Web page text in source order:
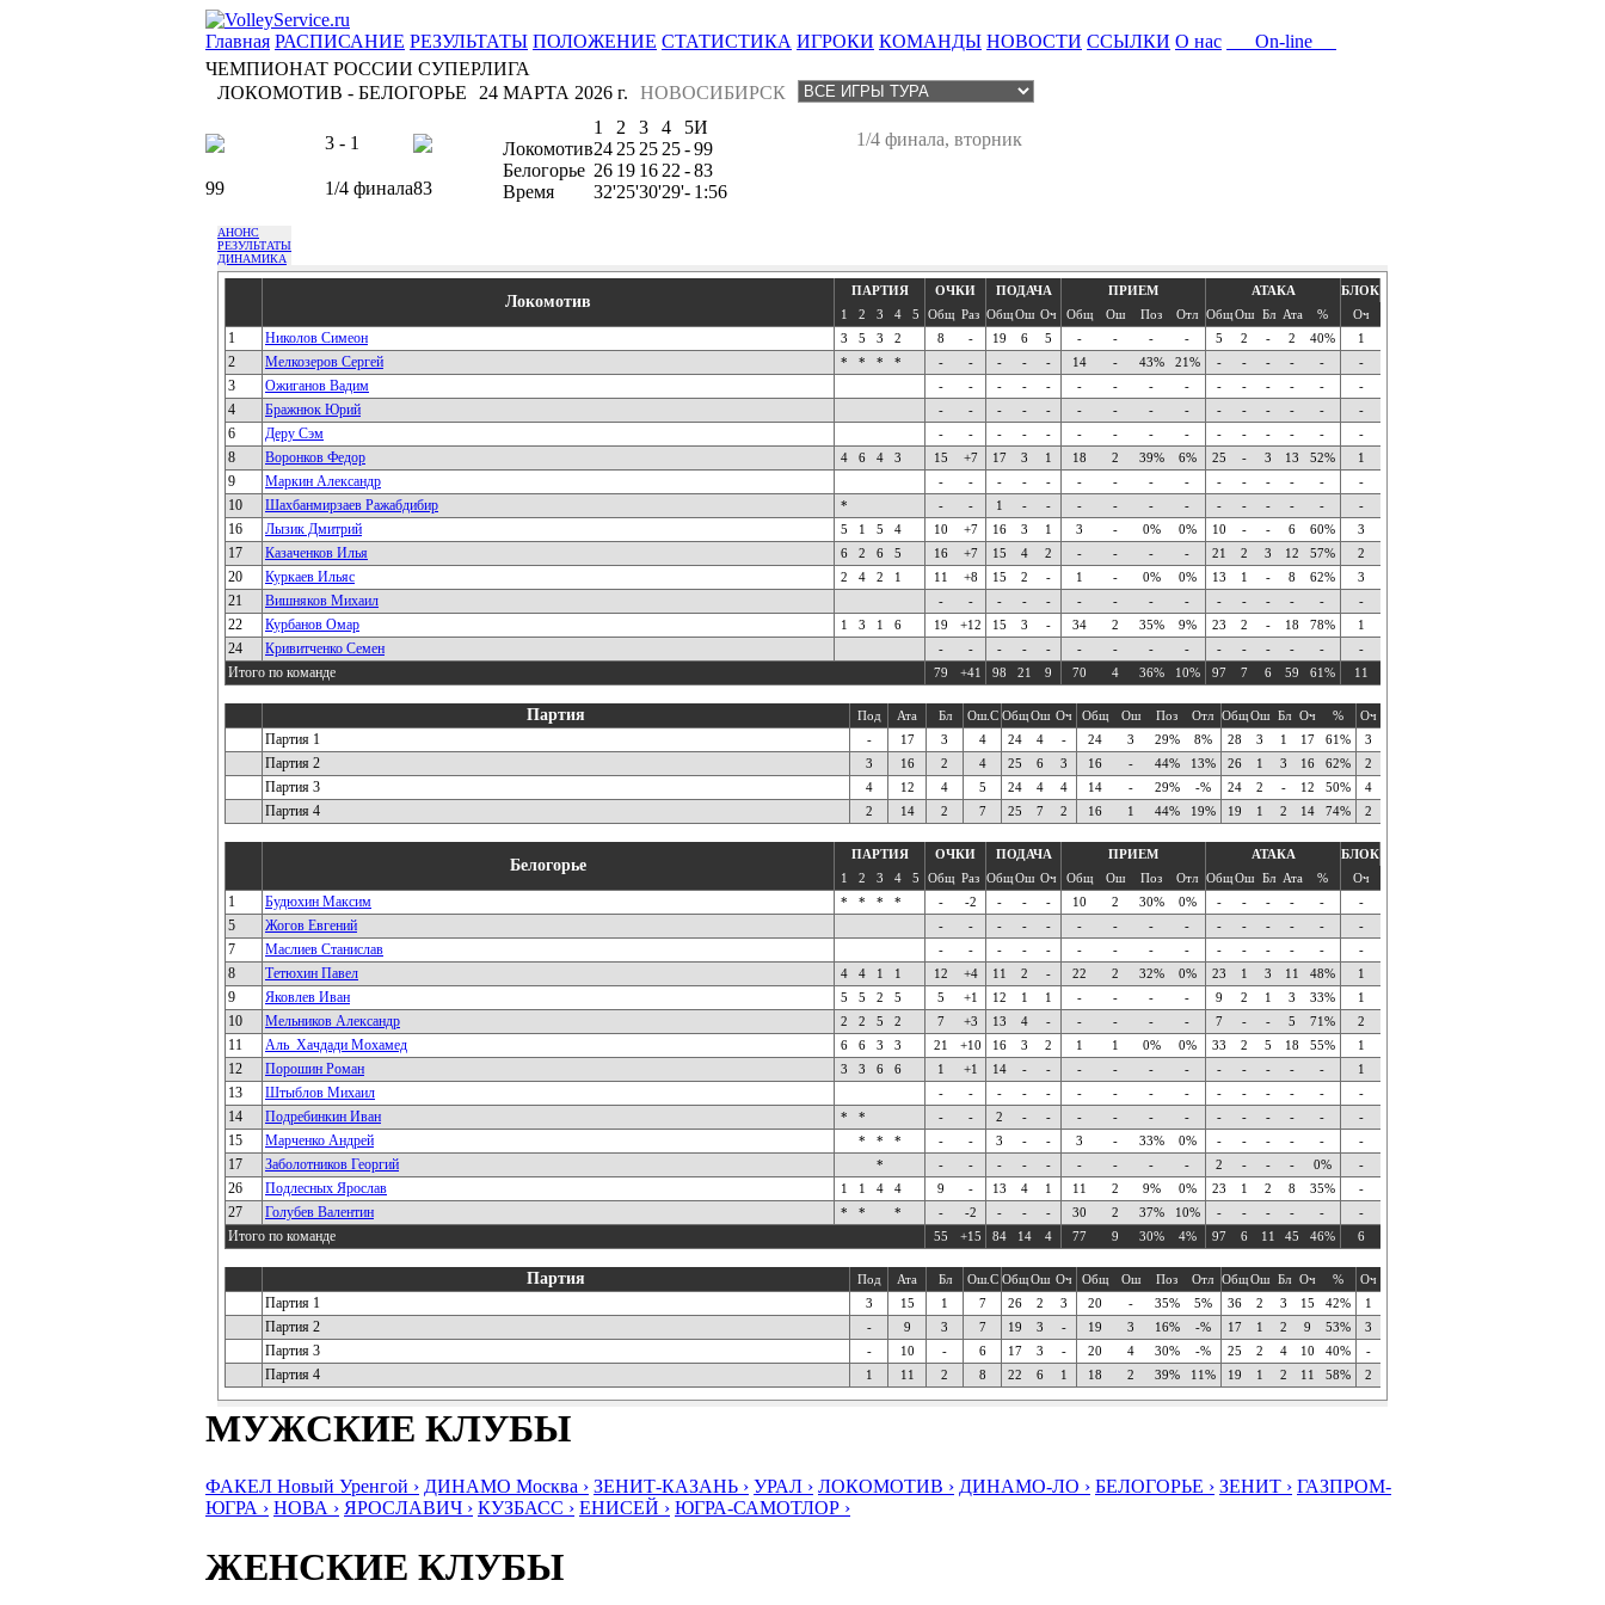
Главная РАСПИСАНИЕ РЕЗУЛЬТАТЫ ПОЛОЖЕНИЕ СТАТИСТИКА ИГРОКИ КОМАНДЫ НОВОСТИ ССЫЛКИ О нас
On-line
ЧЕМПИОНАТ РОССИИ СУПЕРЛИГА
ЛОКОМОТИВ - БЕЛОГОРЬЕ
НОВОСИБИРСК
24 МАРТА 2026 г.
3 - 1
99 1/4 финала83
1/4 финала, вторник
1 2 3 4 5И
Локомотив24 25 25 25-99
Белогорье 26 19 16 22 -83
Время
32'25'30'29'- 1:56
АНОНС
РЕЗУЛЬТАТЫ
ДИНАМИКА
Локомотив
ПАРТИЯ ОЧКИ ПОДАЧА ПРИЕМ АТАКА
БЛОК
1
2 3 4 5 Общ Раз ОбщОш Оч Общ Ош Поз Отл ОбщОш Бл Ата % Оч
1 Николов Симеон 3 5 3 2 8 - 19 6 5 - - - - 5 2 - 2 40% 1
2 Мелкозеров Сергей * * * * - - - - - 14 - 43% 21% - - - - - -
3 Ожиганов Вадим - - - - - - - - - - - - - - -
4 Бражнюк Юрий - - - - - - - - - - - - - - -
6 Деру Сэм - - - - - - - - - - - - - - -
8 Воронков Федор 4 6 4 3 15 +7 17 3 1 18 2 39% 6% 25 - 3 13 52% 1
9 Маркин Александр - - - - - - - - - - - - - - -
10 Шахбанмирзаев Ражабдибир * - - 1 - - - - - - - - - - - -
16 Лызик Дмитрий 5 1 5 4 10 +7 16 3 1 3 - 0% 0% 10 - - 6 60% 3
17 Казаченков Илья 6 2 6 5 16 +7 15 4 2 - - - - 21 2 3 12 57% 2
20 Куркаев Ильяс 2 4 2 1 11 +8 15 2 - 1 - 0% 0% 13 1 - 8 62% 3
21 Вишняков Михаил - - - - - - - - - - - - - - -
22 Курбанов Омар 1 3 1 6 19 +12 15 3 - 34 2 35% 9% 23 2 - 18 78% 1
24 Кривитченко Семен - - - - - - - - - - - - - - -
Итого по команде 79 +41 98 21 9 70 4 36% 10% 97 7 6 59 61% 11
Партия Под Ата Бл Ош.С ОбщОш Оч Общ Ош Поз Отл ОбщОш Бл Оч % Оч
Партия 1 - 17 3 4 24 4 - 24 3 29% 8% 28 3 1 17 61% 3
Партия 2 3 16 2 4 25 6 3 16 - 44% 13% 26 1 3 16 62% 2
Партия 3 4 12 4 5 24 4 4 14 - 29% -% 24 2 - 12 50% 4
Партия 4 2 14 2 7 25 7 2 16 1 44% 19% 19 1 2 14 74% 2
Белогорье
ПАРТИЯ ОЧКИ ПОДАЧА ПРИЕМ АТАКА
БЛОК
1
2 3 4 5 Общ Раз ОбщОш Оч Общ Ош Поз Отл ОбщОш Бл Ата % Оч
1 Будюхин Максим * * * * - -2 - - - 10 2 30% 0% - - - - - -
5 Жогов Евгений - - - - - - - - - - - - - - -
7 Маслиев Станислав - - - - - - - - - - - - - - -
8 Тетюхин Павел 4 4 1 1 12 +4 11 2 - 22 2 32% 0% 23 1 3 11 48% 1
9 Яковлев Иван 5 5 2 5 5 +1 12 1 1 - - - - 9 2 1 3 33% 1
10 Мельников Александр 2 2 5 2 7 +3 13 4 - - - - - 7 - - 5 71% 2
11 Аль_Хачдади Мохамед 6 6 3 3 21 +10 16 3 2 1 1 0% 0% 33 2 5 18 55% 1
12 Порошин Роман 3 3 6 6 1 +1 14 - - - - - - - - - - - 1
13 Штыблов Михаил - - - - - - - - - - - - - - -
14 Подребинкин Иван * * - - 2 - - - - - - - - - - - -
15 Марченко Андрей * * * - - 3 - - 3 - 33% 0% - - - - - -
17 Заболотников Георгий * - - - - - - - - - 2 - - - 0% -
26 Подлесных Ярослав 1 1 4 4 9 - 13 4 1 11 2 9% 0% 23 1 2 8 35% -
27 Голубев Валентин * * * - -2 - - - 30 2 37% 10% - - - - - -
Итого по команде 55 +15 84 14 4 77 9 30% 4% 97 6 11 45 46% 6
Партия Под Ата Бл Ош.С ОбщОш Оч Общ Ош Поз Отл ОбщОш Бл Оч % Оч
Партия 1 3 15 1 7 26 2 3 20 - 35% 5% 36 2 3 15 42% 1
Партия 2 - 9 3 7 19 3 - 19 3 16% -% 17 1 2 9 53% 3
Партия 3 - 10 - 6 17 3 - 20 4 30% -% 25 2 4 10 40% -
Партия 4 1 11 2 8 22 6 1 18 2 39% 11% 19 1 2 11 58% 2
МУЖСКИЕ КЛУБЫ
ФАКЕЛ Новый Уренгой › ДИНАМО Москва › ЗЕНИТ-КАЗАНЬ › УРАЛ › ЛОКОМОТИВ › ДИНАМО-ЛО › БЕЛОГОРЬЕ › ЗЕНИТ › ГАЗПРОМ-
ЮГРА › НОВА › ЯРОСЛАВИЧ › КУЗБАСС › ЕНИСЕЙ › ЮГРА-САМОТЛОР ›
ЖЕНСКИЕ КЛУБЫ